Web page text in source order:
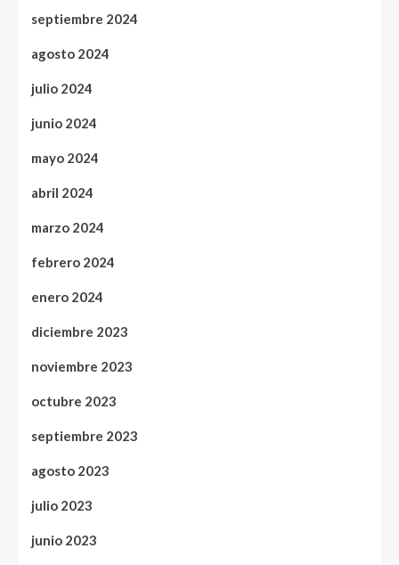
septiembre 2024
agosto 2024
julio 2024
junio 2024
mayo 2024
abril 2024
marzo 2024
febrero 2024
enero 2024
diciembre 2023
noviembre 2023
octubre 2023
septiembre 2023
agosto 2023
julio 2023
junio 2023